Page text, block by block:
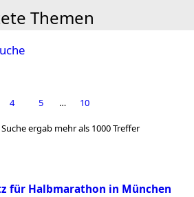
Themen
4 5 … 10
Suche ergab mehr als 1000 Treffer
für Halbmarathon in München